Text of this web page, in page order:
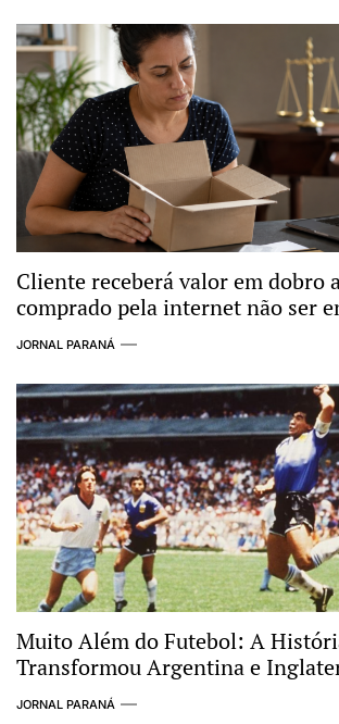
Cliente receberá valor em dobro
comprado pela internet não ser
JORNAL PARANÁ
Muito Além do Futebol: A
Transformou Argentina e
Maiores Clássicos das Copas
JORNAL PARANÁ